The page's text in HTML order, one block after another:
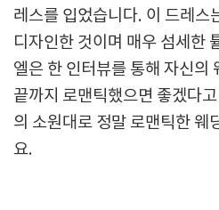
레스를 입었습니다. 이 드레스
디자인한 것이며 매우 섬세한
엘은 한 인터뷰를 통해 자신의
끝까지 로맨틱했으면 좋겠다
의 소원대로 정말 로맨틱한 웨
요.